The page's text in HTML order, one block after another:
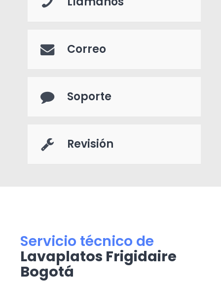
Correo
Soporte
Revisión
Servicio técnico de
Lavaplatos Frigidaire
Bogotá